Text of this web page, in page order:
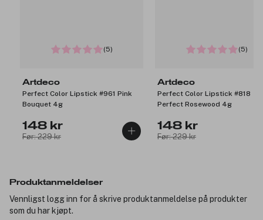
(5)
Artdeco
Perfect Color Lipstick #961 Pink
Bouquet 4g
148 kr
Før: 229 kr
(5)
Artdeco
Perfect Color Lipstick #818
Perfect Rosewood 4g
148 kr
Før: 229 kr
Produktanmeldelser
Vennligst logg inn for å skrive produktanmeldelse på produkter
som du har kjøpt.